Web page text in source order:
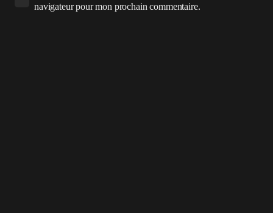
navigateur pour mon prochain commentaire.